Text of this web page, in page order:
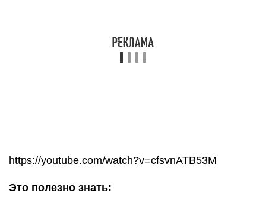
за весом, то бобы – продукт, который вам
Американского колледжа питания, овсяная каша,